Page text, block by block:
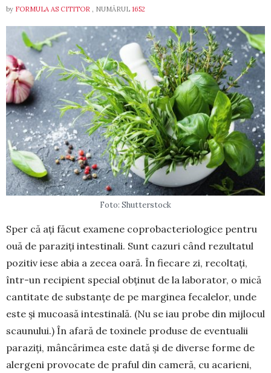
by FORMULA AS CITITOR , NUMĂRUL 1652
Foto: Shutterstock
Sper că ați făcut examene coprobacteriologice pen­tru
ouă de paraziți intestinali. Sunt cazuri când rezul­tatul
pozitiv iese abia a zecea oară. În fiecare zi, re­­col­tați,
într-un recipient special obținut de la labo­rator, o mică
cantitate de sub­stanțe de pe mar­ginea feca­lelor, unde
este și mucoasă in­testinală. (Nu se iau probe din mijlocul
sca­u­nului.) În afară de toxinele pro­duse de eventualii
paraziți, mân­cărimea este dată și de diverse forme de
alergeni pro­vocate de praful din ca­meră, cu acarieni,